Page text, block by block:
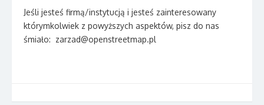
Jeśli jesteś firmą/instytucją i jesteś zainteresowany
którymkolwiek z powyższych aspektów, pisz do nas
śmiało: zarzad@openstreetmap.pl